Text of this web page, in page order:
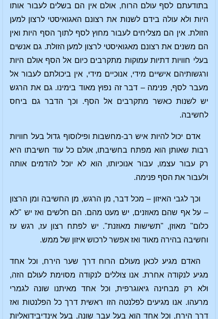
בתודעתם לסף עולם הרוח, אולם אין הם בשלים לעבור אותו
היות ולא עולה בידם לשנות את רצונם האגואיסטי לרצון למען
הזולת. אין הם מצליחים לעבור מחוץ לסף לתוך הסף היות ואין
הם משנים את רצונם מאגואיסטי לרצון למען הזולת. גם אנשים
בעלי חוויות דתיות עמוקות מתקרבים כיום אל הסף אולם היות
ורגשותיהם אישיים מידי, אנוכיים מידי, אין ביכולתם לעבור אל
מעבר לסף, פנימה – דבר זה נפוץ מאוד בימינו. גם את הרגש
יש לשנות כאשר מתקרבים אל הסף. וכך הדבר גם ביחס
לחשיבה.
אדם יכול להיות איש רב-מחשבות ופילוסוף גדול בעל חוויות
רבות שאותן הוא מפתח בחשיבתו, אולם כל עוד חשיבתו היא
רק עבור עצמו, עבור אנוכיותו, הוא לא יוכל להדמים אותה
ולעבור את הסף פנימה.
וכך לגבי האיזון – מכל דבר, מן הרגש, מן החשיבה ומן הרצון
– על אף שהם מאוזנים, יש מעט מהם. הם חלשים ואז יש "לא
כלום" מאוזן, "תשישות מאוזנת". יש לפתח רצון עז, רגש עז
וחשיבה בהירה מאוד ואז אפשר לרכוש איזון של ממש.
האדם מגיע לכאן מעולם הרוח דרך שער הירח, וכל אחד
מגיע לנקודה אחרת. אנו צוללים לנקודה מסוימת לעולם הזה,
ולא רק מבחינה גיאוגרפית, וכל אחד מאיתנו שונה לגמרי
מרעהו. אנו מגיעים לפלנטה הזו ראשית דרך כל הפלנטות ואז
דרך הירח, וכל אחד הוא בעל עבר שונה, בעל אינדיבידואליות